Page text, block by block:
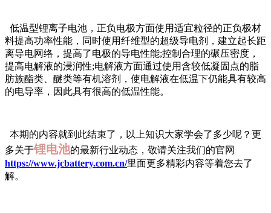
低温型锂离子电池，正负电极方面使用适宜粒径的正负极材
料提高功率性能，同时使用纤维型的超级导电剂，建立起长距
离导电网络，提高了电极的导电性能;控制合理的碾压密度，
提高电解液的浸润性;电解液方面通过使用含较低凝固点的脂
肪族酯类、醚类等有机溶剂，使电解液在低温下仍能具有较高
的电导率，因此具有很高的低温性能。
本期的内容就到此结束了，以上知识大家学会了多少呢？更
多关于锂电池的最新行业动态，敬请关注我们的官网
https://www.jcbattery.com.cn/里面更多精彩内容等着您去了
解。